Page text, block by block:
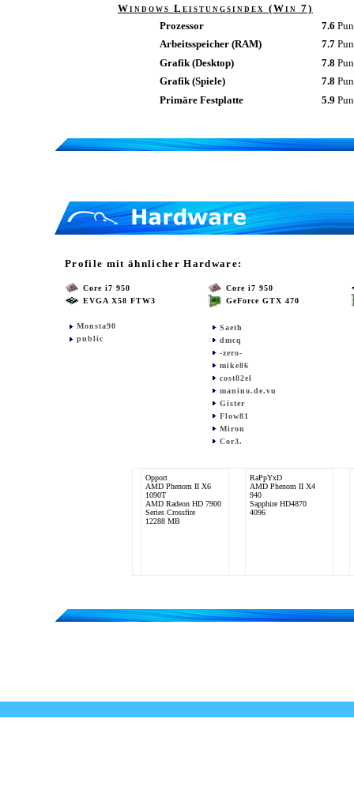
Windows Leistungsindex (Win 7)
Prozessor
7.6
Arbeitsspeicher (RAM)
7.7
Grafik (Desktop)
7.8
Grafik (Spiele)
7.8
Primäre Festplatte
5.9
Profile mit ähnlicher Hardware:
Core i7 950
EVGA X58 FTW3
Monsta90
public
Core i7 950
GeForce GTX 470
Saeth
dmcq
-zero-
mike86
cost82el
manino.de.vu
Gister
Flow81
Miron
Cor3.
Opport
AMD Phenom II X6
1090T
AMD Radeon HD 7900
Series Crossfire
12288 MB
RaPpYxD
AMD Phenom II X4
940
Sapphire HD4870
4096
2x Nvidia Geforce GTX
470